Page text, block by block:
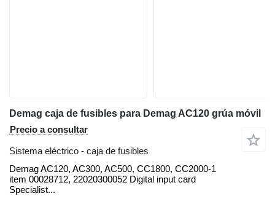
Demag caja de fusibles para Demag AC120 grúa móvil
Precio a consultar
Sistema eléctrico - caja de fusibles
Demag AC120, AC300, AC500, CC1800, CC2000-1
item 00028712, 22020300052 Digital input card
Specialist...